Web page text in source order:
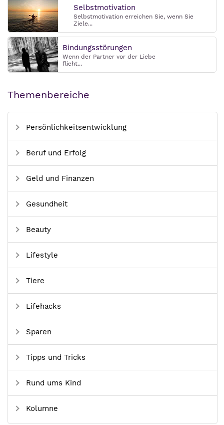
Selbstmotivation
Selbstmotivation erreichen Sie, wenn Sie
Ziele...
Bindungsstörungen
Wenn der Partner vor der Liebe
flieht...
Themenbereiche
Persönlichkeitsentwicklung
Beruf und Erfolg
Geld und Finanzen
Gesundheit
Beauty
Lifestyle
Tiere
Lifehacks
Sparen
Tipps und Tricks
Rund ums Kind
Kolumne